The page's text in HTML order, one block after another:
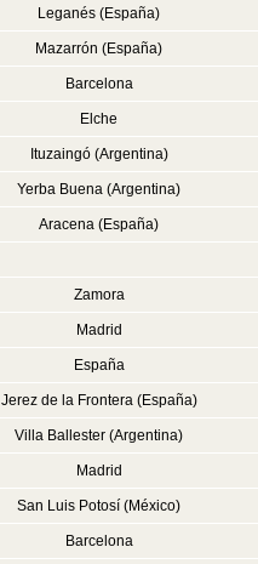
Leganés (España)
Mazarrón (España)
Barcelona
Elche
Ituzaingó (Argentina)
Yerba Buena (Argentina)
Aracena (España)
Zamora
Madrid
España
Jerez de la Frontera (España)
Villa Ballester (Argentina)
Madrid
San Luis Potosí (México)
Barcelona